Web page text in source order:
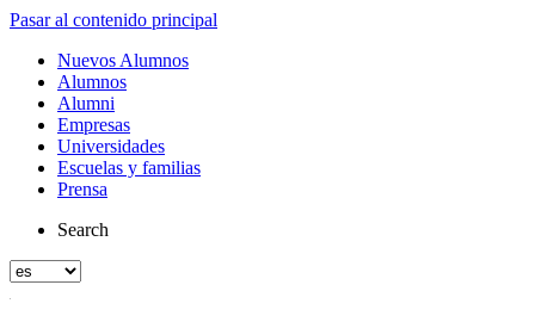
Pasar al contenido principal
Nuevos Alumnos
Alumnos
Alumni
Empresas
Universidades
Escuelas y familias
Prensa
Search